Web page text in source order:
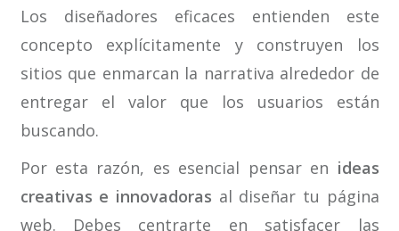
Los diseñadores eficaces entienden este
concepto explícitamente y construyen los
sitios que enmarcan la narrativa alrededor de
entregar el valor que los usuarios están
buscando.
Por esta razón, es esencial pensar en ideas
creativas e innovadoras al diseñar tu página
web. Debes centrarte en satisfacer las